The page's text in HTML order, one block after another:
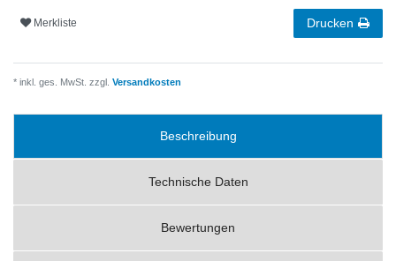
Merkliste Drucken
* inkl. ges. MwSt. zzgl. Versandkosten
Beschreibung
Technische Daten
Bewertungen